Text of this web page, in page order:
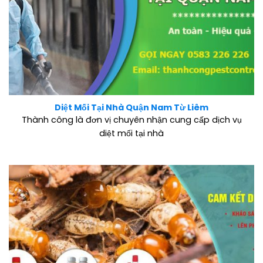
Diệt Mối Tại Nhà Quận Nam Từ Liêm
Thành công là đơn vị chuyên nhận cung cấp dịch vụ
diệt mối tại nhà